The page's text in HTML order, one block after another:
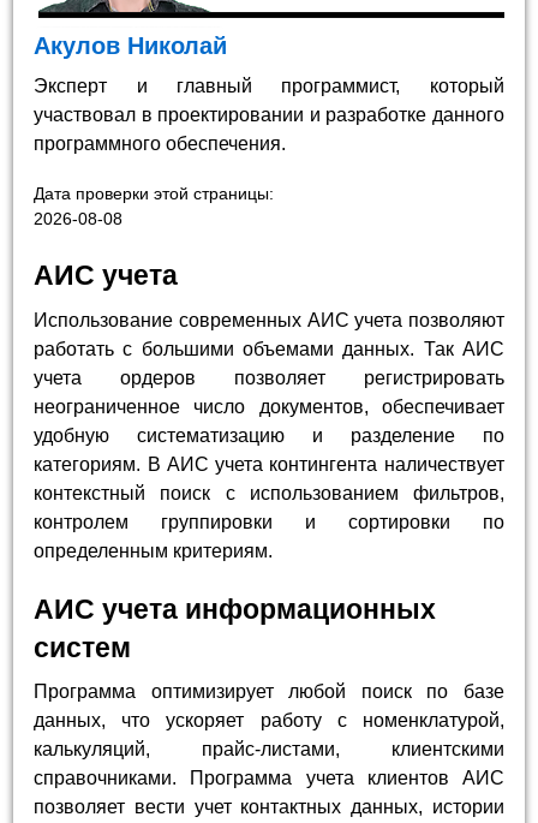
Акулов Николай
Эксперт и главный программист, который
участвовал в проектировании и разработке данного
программного обеспечения.
Дата проверки этой страницы:
2026-08-08
АИС учета
Использование современных АИС учета позволяют
работать с большими объемами данных. Так АИС
учета ордеров позволяет регистрировать
неограниченное число документов, обеспечивает
удобную систематизацию и разделение по
категориям. В АИС учета контингента наличествует
контекстный поиск с использованием фильтров,
контролем группировки и сортировки по
определенным критериям.
АИС учета информационных
систем
Программа оптимизирует любой поиск по базе
данных, что ускоряет работу с номенклатурой,
калькуляций, прайс-листами, клиентскими
справочниками. Программа учета клиентов АИС
позволяет вести учет контактных данных, истории